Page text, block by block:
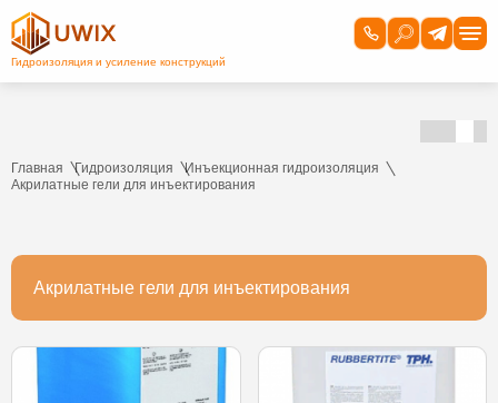
Главная Гидроизоляция
Инъекционная гидроизоляция
Акрилатные гели для инъектирования
Акрилатные гели для инъектирования